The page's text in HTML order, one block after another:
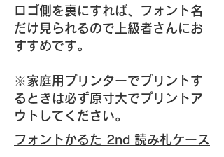
ロゴ側を裏にすれば、フォント名
だけ見られるので上級者さんにお
すすめです。
※家庭用プリンターでプリントす
るときは必ず原寸大でプリントア
ウトしてください。
フォントかるた 2nd 読み札ケース